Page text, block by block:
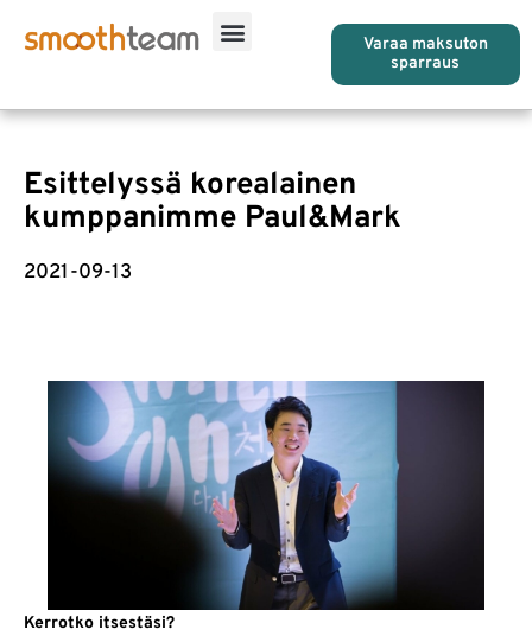
Varaa maksuton
sparraus
Esittelyssä korealainen
kumppanimme Paul&Mark
2021-09-13
Kerrotko itsestäsi?